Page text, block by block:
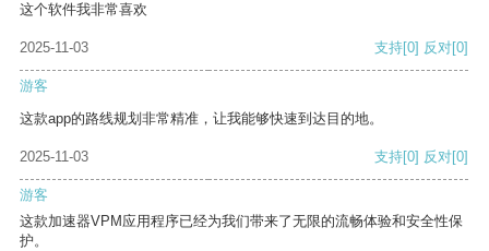
这个软件我非常喜欢
2025-11-03 支持[0] 反对[0]
游客
这款app的路线规划非常精准，让我能够快速到达目的地。
2025-11-03 支持[0] 反对[0]
游客
这款加速器VPM应用程序已经为我们带来了无限的流畅体验和安全性保
护。